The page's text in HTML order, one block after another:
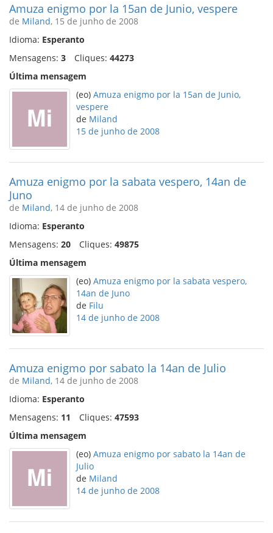
Amuza enigmo por la 15an de Junio, vespere
de Miland, 15 de junho de 2008
Idioma: Esperanto
Mensagens: 3 Cliques: 44273
Última mensagem
(eo) Amuza enigmo por la 15an de Junio,
vespere
de Miland
15 de junho de 2008
Amuza enigmo por la sabata vespero, 14an de
Juno
de Miland, 14 de junho de 2008
Idioma: Esperanto
Mensagens: 20 Cliques: 49875
Última mensagem
(eo) Amuza enigmo por la sabata vespero,
14an de Juno
de Filu
14 de junho de 2008
Amuza enigmo por sabato la 14an de Julio
de Miland, 14 de junho de 2008
Idioma: Esperanto
Mensagens: 11 Cliques: 47593
Última mensagem
(eo) Amuza enigmo por sabato la 14an de
Julio
de Miland
14 de junho de 2008